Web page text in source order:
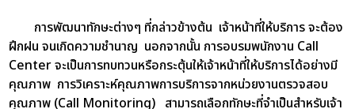
การพัฒนาทักษะต่างๆ ที่กล่าวข้างต้น เจ้าหน้าที่ให้บริการ จะต้อง
ฝึกฝน จนเกิดความชำนาญ นอกจากนั้น การอบรมพนักงาน Call
Center จะเป็นการทบทวนหรือกระตุ้นให้เจ้าหน้าที่ให้บริการได้อย่างมี
คุณภาพ การวิเคราะห์คุณภาพการบริการจากหน่วยงานตรวจสอบ
คุณภาพ (Call Monitoring) สามารถเลือกทักษะที่จำเป็นสำหรับเจ้า